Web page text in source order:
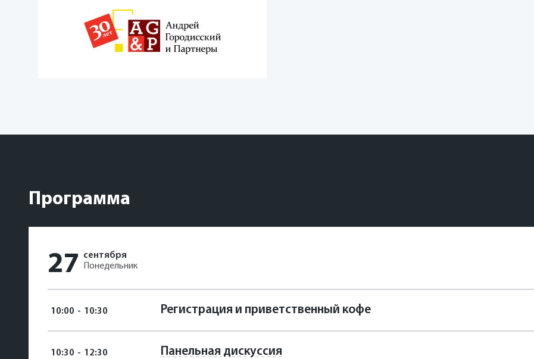
Программа
27
сентября
Понедельник
10:00 - 10:30 Регистрация и приветственный кофе
10:30 - 12:30 Панельная дискуссия